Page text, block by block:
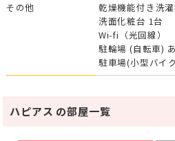
その他
乾燥機能付き洗
洗面化粧台 1台
Wi-fi（光回線）
駐輪場 (自転車)
駐車場(小型バイ
ハピアス の部屋一覧